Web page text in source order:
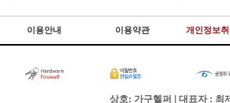
이용안내 이용약관 개인정보
상호: 가구헬퍼 | 대표자 : 최